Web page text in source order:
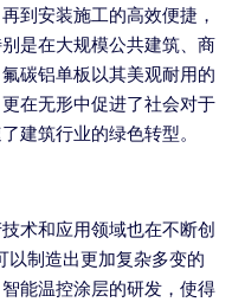
到安装施工的高效便捷，
是在大规模公共建筑、商
碳铝单板以其美观耐用的
在无形中促进了社会对于
建筑行业的绿色转型。
术和应用领域也在不断创
以制造出更加复杂多变的
能温控涂层的研发，使得